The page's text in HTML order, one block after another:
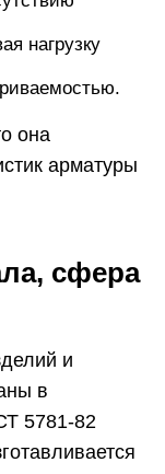
нагрузку
она
арматуры
сфера
и
в
5781-82